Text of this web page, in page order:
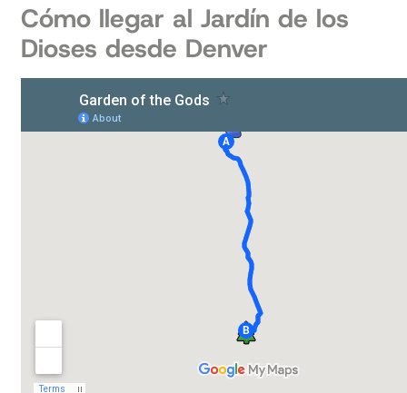
Cómo llegar al Jardín de los
Dioses desde Denver